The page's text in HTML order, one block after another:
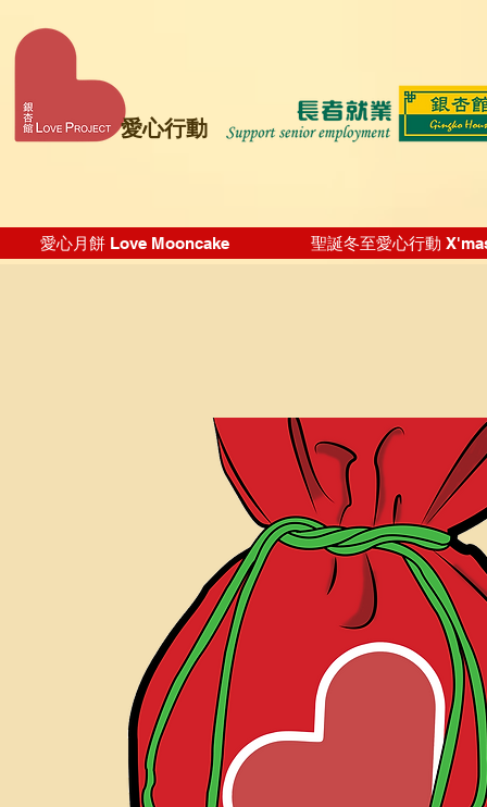
愛心行動
愛心月餅 Love Mooncake 聖誕冬至愛心行動